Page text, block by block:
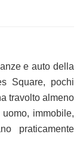
e auto della
Square, pochi
travolto almeno
uomo, immobile,
praticamente